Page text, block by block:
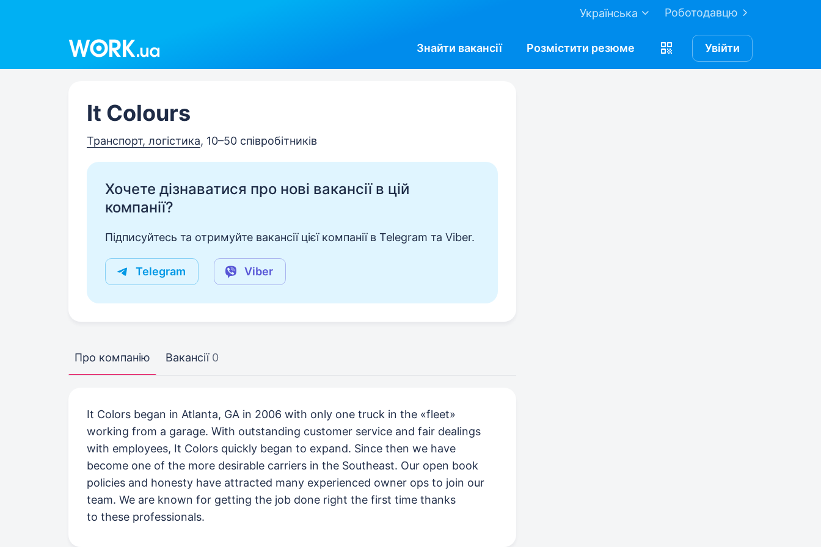
Роботодавцю
Українська
Знайти вакансії Розмістити резюме Увійти
It Colours
Транспорт, логістика, 10–50 співробітників
Хочете дізнаватися про нові вакансії в цій
компанії?
Підписуйтесь та отримуйте вакансії цієї компанії в Telegram та Viber.
Telegram Viber
Про компанію Вакансії 0
It Colors began in Atlanta, GA in 2006 with only one truck in the «fleet»
working from a garage. With outstanding customer service and fair dealings
with employees, It Colors quickly began to expand. Since then we have
become one of the more desirable carriers in the Southeast. Our open book
policies and honesty have attracted many experienced owner ops to join our
team. We are known for getting the job done right the first time thanks
to these professionals.